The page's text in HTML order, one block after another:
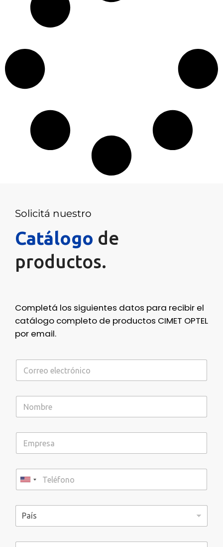
Solicitá nuestro
Catálogo de
productos.
Completá los siguientes datos para recibir el
catálogo completo de productos CIMET OPTEL
por email.
U
i
t
e